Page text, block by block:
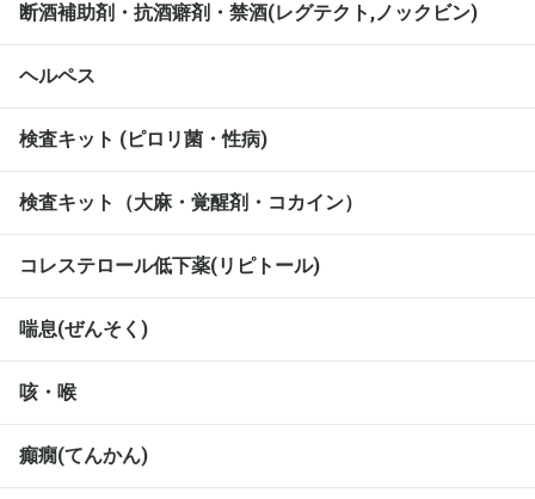
断酒補助剤・抗酒癖剤・禁酒(レグテクト,ノックビン)
ヘルペス
検査キット (ピロリ菌・性病)
検査キット（大麻・覚醒剤・コカイン）
コレステロール低下薬(リピトール)
喘息(ぜんそく)
咳・喉
癲癇(てんかん)